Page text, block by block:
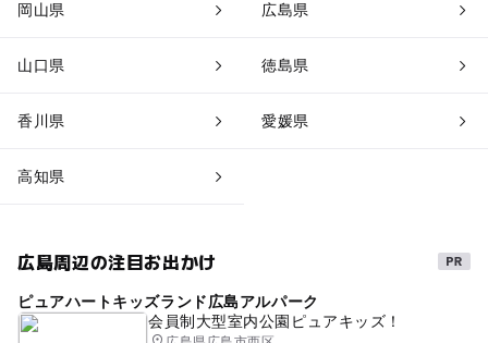
岡山県 広島県
山口県 徳島県
香川県 愛媛県
高知県
広島周辺の注目お出かけ
ピュアハートキッズランド広島アルパーク
会員制大型室内公園ピュアキッズ！